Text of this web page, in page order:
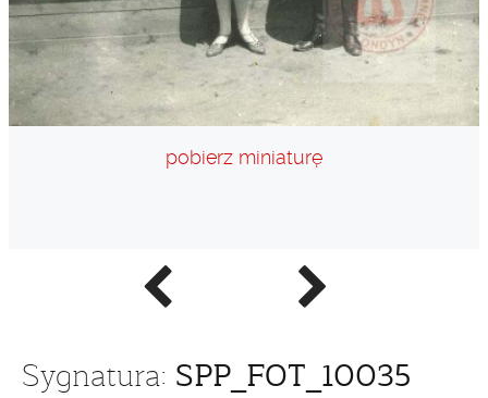
Poprzednie
zdjęcie
Następne
zdjęcie
pobierz miniaturę
Sygnatura: SPP_FOT_10035